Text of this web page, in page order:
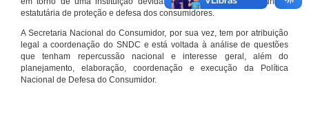
estatutária de proteção e defesa dos consumidores.
A Secretaria Nacional do Consumidor, por sua vez, tem por atribuição
legal a coordenação do SNDC e está voltada à análise de questões
que tenham repercussão nacional e interesse geral, além do
planejamento, elaboração, coordenação e execução da Política
Nacional de Defesa do Consumidor.